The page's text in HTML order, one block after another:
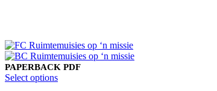
PAPERBACK PDF
Select optionsThis